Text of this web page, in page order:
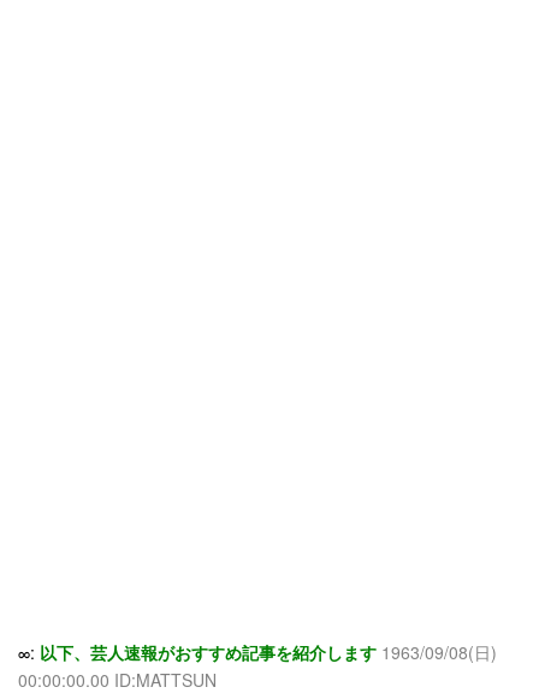
∞: 以下、芸人速報がおすすめ記事を紹介します 1963/09/08(日)
00:00:00.00 ID:MATTSUN